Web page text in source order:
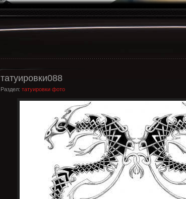
татуировки088
Раздел: татуировки фото